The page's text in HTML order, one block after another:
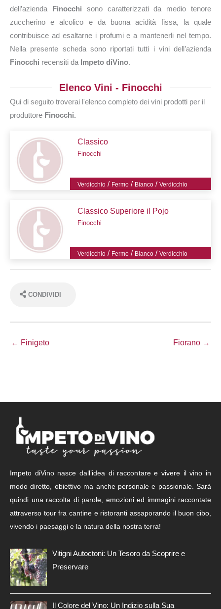
dell’azienda Finocchi sono caratterizzati da medio tenore
zuccherino e alcolico e da buona acidità fissa, la quale
contribuisce ad esaltarne i profumi e a mantenerli nel tempo.
Nella presente scheda sono riportati tutti i vini dell’azienda
Finocchi recensiti da Impeto diVino.
Elenco Vini - Finocchi
Qui di seguito troverai l'elenco completo dei vini prodotti per il
produttore Finocchi.
Classico
Finocchi
Verdicchio / Fermo / Bianco /Verdicchio
Classico Superiore il Pojo
Finocchi
Verdicchio / Fermo / Bianco /Verdicchio
CONDIVIDI
← Finigeto Fiorano →
Impeto diVino nasce dall’idea di raccontare e vivere il vino in
modo diretto, obiettivo ma anche personale e passionale. Sarà
quindi una raccolta di parole, emozioni ed immagini raccontate
attraverso tour fra cantine e ristoranti assaporando il buon cibo,
vivendo i paesaggi e la natura della nostra terra!
Vitigni Autoctoni: Un Tesoro da Scoprire e
Preservare
Il Colore del Vino: Un Indizio sulla Sua